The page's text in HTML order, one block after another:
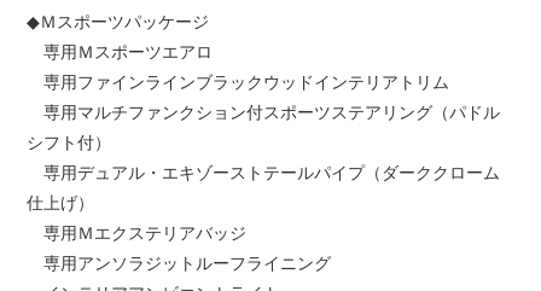
◆Ｍスポーツパッケージ
専用Ｍスポーツエアロ
専用ファインラインブラックウッドインテリアトリム
専用マルチファンクション付スポーツステアリング（パドル
シフト付）
専用デュアル・エキゾーストテールパイプ（ダーククローム
仕上げ）
専用Ｍエクステリアバッジ
専用アンソラジットルーフライニング